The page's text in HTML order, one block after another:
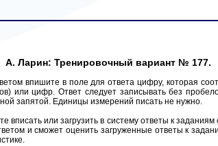
А. Ларин: Тренировочный вариант № 177.
впи­ши­те в поле для от­ве­та цифру, ко­то­рая
или цифр. Ответ сле­ду­ет за­пи­сы­вать без
за­пя­той. Еди­ни­цы из­ме­ре­ний пи­сать не нужно.
впи­сать или за­гру­зить в си­сте­му от­ве­ты к
и смо­жет оце­нить за­гру­жен­ные от­ве­ты к